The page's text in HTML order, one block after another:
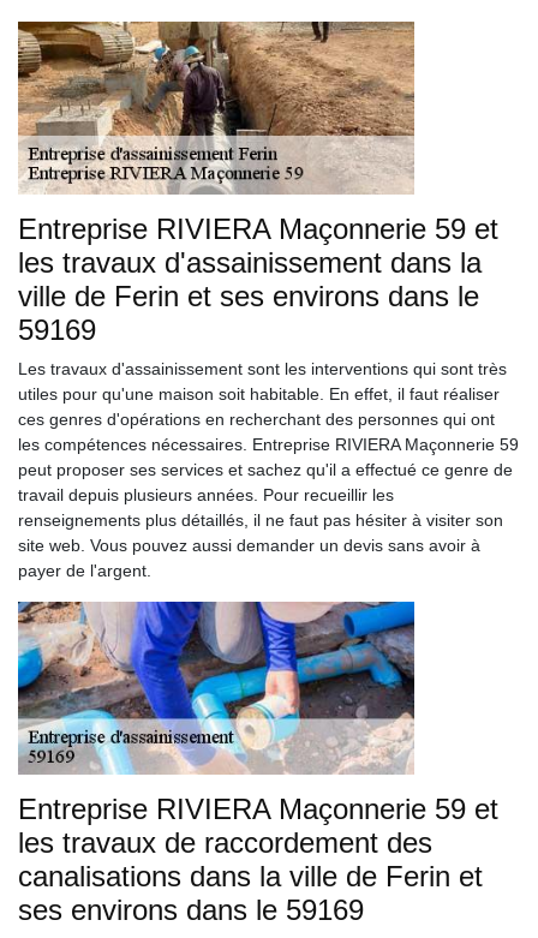
Entreprise RIVIERA Maçonnerie 59 et
les travaux d'assainissement dans la
ville de Ferin et ses environs dans le
59169
Les travaux d'assainissement sont les interventions qui sont très
utiles pour qu'une maison soit habitable. En effet, il faut réaliser
ces genres d'opérations en recherchant des personnes qui ont
les compétences nécessaires. Entreprise RIVIERA Maçonnerie 59
peut proposer ses services et sachez qu'il a effectué ce genre de
travail depuis plusieurs années. Pour recueillir les
renseignements plus détaillés, il ne faut pas hésiter à visiter son
site web. Vous pouvez aussi demander un devis sans avoir à
payer de l'argent.
Entreprise RIVIERA Maçonnerie 59 et
les travaux de raccordement des
canalisations dans la ville de Ferin et
ses environs dans le 59169